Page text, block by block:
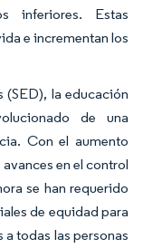
inferiores. Estas
e incrementan los
(SED), la educación
de una
Con el aumento
en el control
se han requerido
de equidad para
todas las personas